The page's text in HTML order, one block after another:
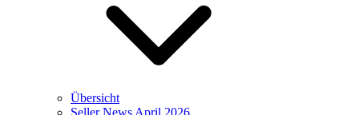
Übersicht
Seller News April 2026